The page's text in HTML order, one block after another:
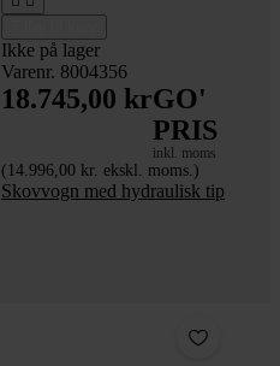
Ikke på lager
Varenr. 8004356
18.745,00 krGO'
PRIS
inkl. moms
(14.996,00 kr. ekskl. moms.)
Skovvogn med hydraulisk tip